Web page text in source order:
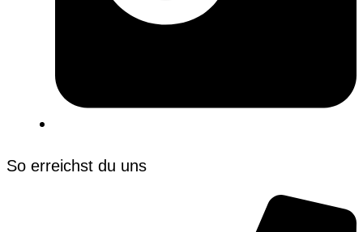
So erreichst du uns